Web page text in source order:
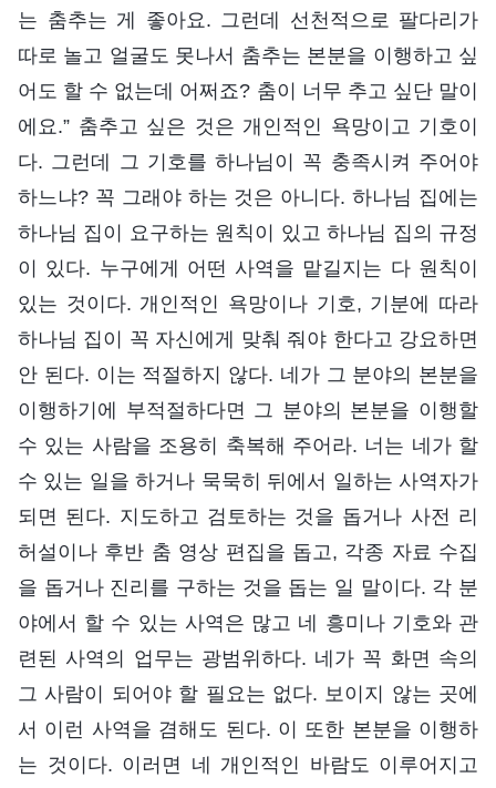
는 춤추는 게 좋아요. 그런데 선천적으로 팔다리가
따로 놀고 얼굴도 못나서 춤추는 본분을 이행하고 싶
어도 할 수 없는데 어쩌죠? 춤이 너무 추고 싶단 말이
에요.” 춤추고 싶은 것은 개인적인 욕망이고 기호이
다. 그런데 그 기호를 하나님이 꼭 충족시켜 주어야
하느냐? 꼭 그래야 하는 것은 아니다. 하나님 집에는
하나님 집이 요구하는 원칙이 있고 하나님 집의 규정
이 있다. 누구에게 어떤 사역을 맡길지는 다 원칙이
있는 것이다. 개인적인 욕망이나 기호, 기분에 따라
하나님 집이 꼭 자신에게 맞춰 줘야 한다고 강요하면
안 된다. 이는 적절하지 않다. 네가 그 분야의 본분을
이행하기에 부적절하다면 그 분야의 본분을 이행할
수 있는 사람을 조용히 축복해 주어라. 너는 네가 할
수 있는 일을 하거나 묵묵히 뒤에서 일하는 사역자가
되면 된다. 지도하고 검토하는 것을 돕거나 사전 리
허설이나 후반 춤 영상 편집을 돕고, 각종 자료 수집
을 돕거나 진리를 구하는 것을 돕는 일 말이다. 각 분
야에서 할 수 있는 사역은 많고 네 흥미나 기호와 관
련된 사역의 업무는 광범위하다. 네가 꼭 화면 속의
그 사람이 되어야 할 필요는 없다. 보이지 않는 곳에
서 이런 사역을 겸해도 된다. 이 또한 본분을 이행하
는 것이다. 이러면 네 개인적인 바람도 이루어지고